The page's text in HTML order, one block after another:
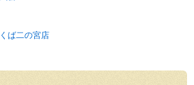
ば二の宮店